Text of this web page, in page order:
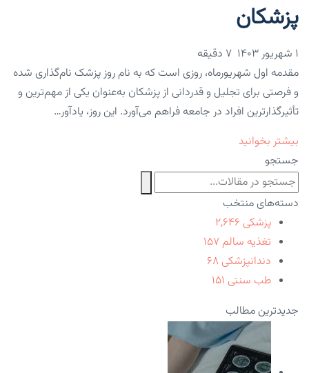
پزشکان
۱ شهریور ۱۴۰۳
مقدمه اول شهریورماه، روزی است که به نام روز پزشک نام‌گذاری شده
و فرصتی برای تجلیل و قدردانی از پزشکان به‌عنوان یکی از مهم‌ترین و
تأثیرگذارترین افراد در جامعه فراهم می‌آورد. این روز، یادآور…
بیشتر بخوانید
جستجو
دسته‌های منتخب
پزشکی ۲,۶۴۶
تغذیه سالم ۱۵۷
دندانپزشکی ۶۸
طب سنتی ۱۵۱
جدیدترین مطالب